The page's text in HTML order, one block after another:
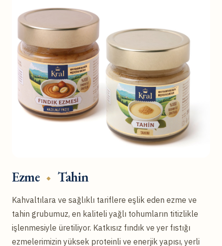
Ezme Tahin
Kahvaltılara ve sağlıklı tariflere eşlik eden ezme ve
tahin grubumuz, en kaliteli yağlı tohumların titizlikle
işlenmesiyle üretiliyor. Katkısız fındık ve yer fıstığı
ezmelerimizin yüksek proteinli ve enerjik yapısı, yerli